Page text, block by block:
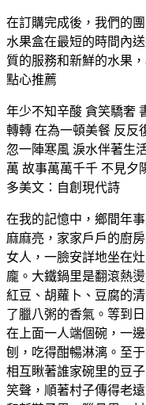
在訂購完成後，我們的
水果盒在最短的時間內
質的服務和新鮮的水果
點心推薦
年少不知辛酸 貪笑驕奢
轉轉 在為一頓美餐 反反
忽一陣寒風 淚水伴著生
萬 故事萬萬千千 不見夕
多美文：自創現代詩
在我的記憶中，鄉間年
麻麻亮，家家戶戶的廚
女人，一臉安詳地坐在
龐。大鐵鍋里是翻滾熱
紅豆、胡蘿卜、豆腐的
了臘八粥的香氣。等到
在上面一人端個碗，一
刨，吃得酣暢淋漓。至
相互瞅著誰家碗里的豆
笑聲，順著村子傳得老